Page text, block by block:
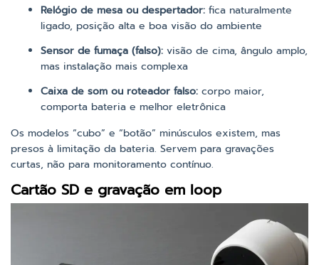
Relógio de mesa ou despertador: fica naturalmente
ligado, posição alta e boa visão do ambiente
Sensor de fumaça (falso): visão de cima, ângulo amplo,
mas instalação mais complexa
Caixa de som ou roteador falso: corpo maior,
comporta bateria e melhor eletrônica
Os modelos “cubo” e “botão” minúsculos existem, mas
presos à limitação da bateria. Servem para gravações
curtas, não para monitoramento contínuo.
Cartão SD e gravação em loop